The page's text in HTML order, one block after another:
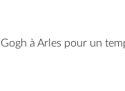
Gogh à Arles pour un